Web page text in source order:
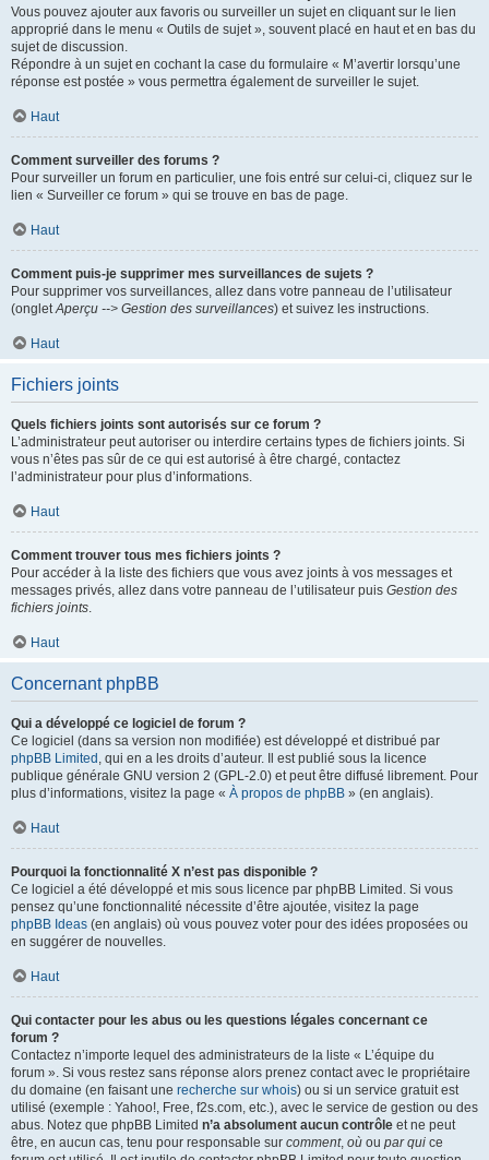
Vous pouvez ajouter aux favoris ou surveiller un sujet en cliquant sur le lien
approprié dans le menu « Outils de sujet », souvent placé en haut et en bas du
sujet de discussion.
Répondre à un sujet en cochant la case du formulaire « M’avertir lorsqu’une
réponse est postée » vous permettra également de surveiller le sujet.
Haut
Comment surveiller des forums ?
Pour surveiller un forum en particulier, une fois entré sur celui-ci, cliquez sur le
lien « Surveiller ce forum » qui se trouve en bas de page.
Haut
Comment puis-je supprimer mes surveillances de sujets ?
Pour supprimer vos surveillances, allez dans votre panneau de l’utilisateur
(ongletAperçu --> Gestion des surveillances) et suivez les instructions.
Haut
Fichiers joints
Quels fichiers joints sont autorisés sur ce forum ?
L’administrateur peut autoriser ou interdire certains types de fichiers joints. Si
vous n’êtes pas sûr de ce qui est autorisé à être chargé, contactez
l’administrateur pour plus d’informations.
Haut
Comment trouver tous mes fichiers joints ?
Pour accéder à la liste des fichiers que vous avez joints à vos messages et
messages privés, allez dans votre panneau de l’utilisateur puis Gestion des
fichiers joints.
Haut
Concernant phpBB
Qui a développé ce logiciel de forum ?
Ce logiciel (dans sa version non modifiée) est développé et distribué par
phpBB Limited , qui en a les droits d’auteur. Il est publié sous la licence
publique générale GNU version 2 (GPL-2.0) et peut être diffusé librement. Pour
plus d’informations, visitez la page « À propos de phpBB » (en anglais).
Haut
Pourquoi la fonctionnalité X n’est pas disponible ?
Ce logiciel a été développé et mis sous licence par phpBB Limited. Si vous
pensez qu’une fonctionnalité nécessite d’être ajoutée, visitez la page
phpBB Ideas (en anglais) où vous pouvez voter pour des idées proposées ou
en suggérer de nouvelles.
Haut
Qui contacter pour les abus ou les questions légales concernant ce
forum ?
Contactez n’importe lequel des administrateurs de la liste « L’équipe du
forum ». Si vous restez sans réponse alors prenez contact avec le propriétaire
du domaine (en faisant une recherche sur whois) ou si un service gratuit est
utilisé (exemple : Yahoo!, Free, f2s.com, etc.), avec le service de gestion ou des
abus. Notez que phpBB Limited n’a absolument aucun contrôle et ne peut
être, en aucun cas, tenu pour responsable sur comment, où ou par qui ce